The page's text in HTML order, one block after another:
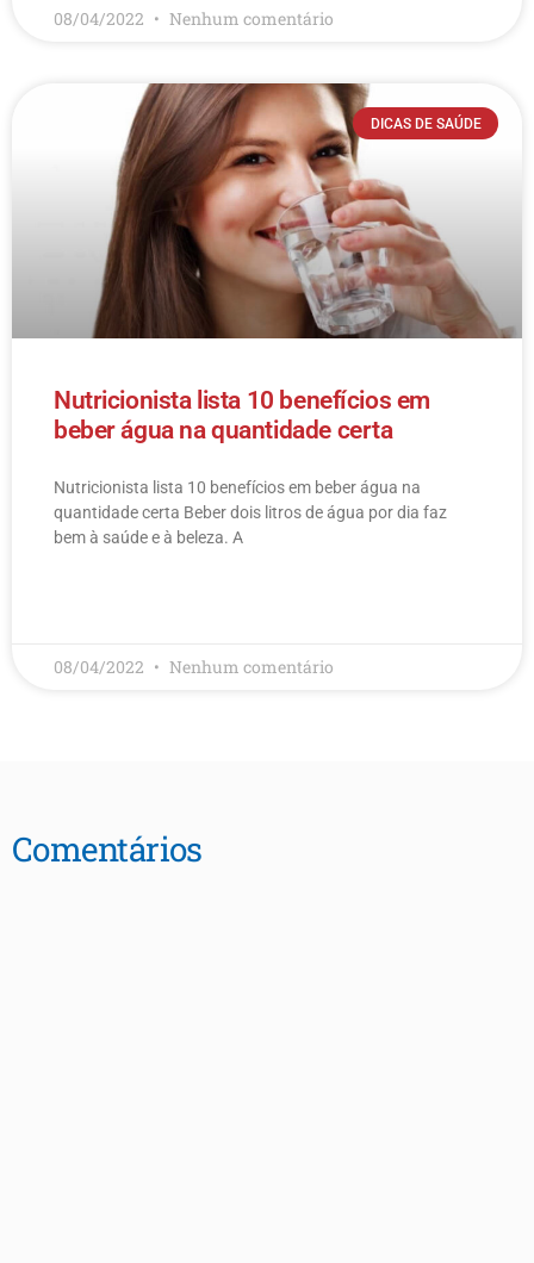
08/04/2022 Nenhum comentário
DICAS DE SAÚDE
Nutricionista lista 10 benefícios em
beber água na quantidade certa
Nutricionista lista 10 benefícios em beber água na
quantidade certa Beber dois litros de água por dia faz
bem à saúde e à beleza. A
08/04/2022 Nenhum comentário
Comentários